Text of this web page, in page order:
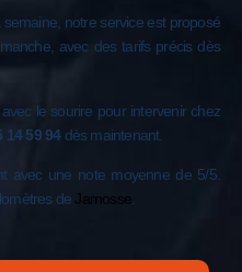
notre service est proposé
avec des tarifs précis dès
le sourire pour intervenir chez
14 59 94dès maintenant.
avec une note moyenne de 5/5.
de Jarnosse.